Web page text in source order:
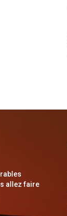
allez faire